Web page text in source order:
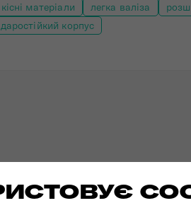
матеріали
легка валіза
корпус